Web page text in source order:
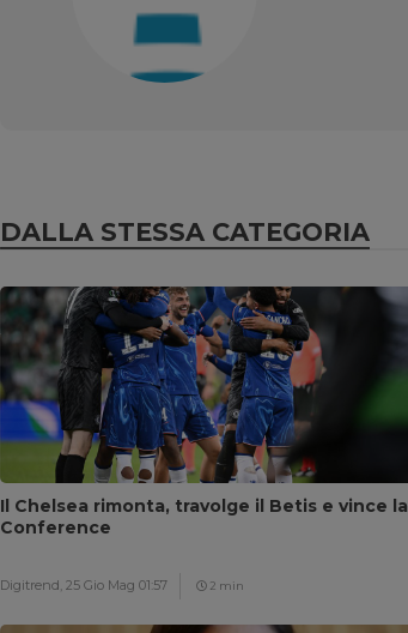
DALLA STESSA CATEGORIA
Il Chelsea rimonta, travolge il Betis e vince la
Conference
Digitrend, 25 Gio Mag 01:57 2 min